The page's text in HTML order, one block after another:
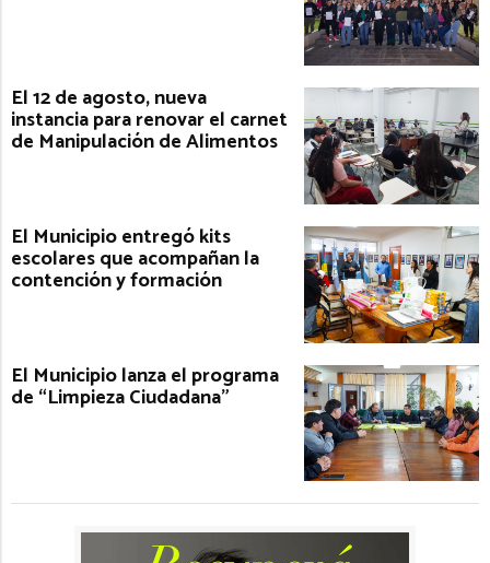
El 12 de agosto, nueva
instancia para renovar el carnet
de Manipulación de Alimentos
El Municipio entregó kits
escolares que acompañan la
contención y formación
El Municipio lanza el programa
de “Limpieza Ciudadana”